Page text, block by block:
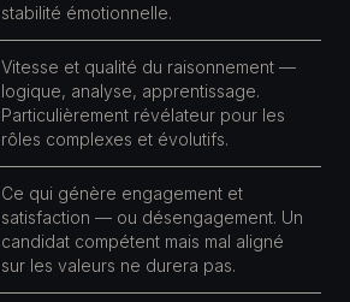
stabilité émotionnelle.
Vitesse et qualité du raisonnement —
logique, analyse, apprentissage.
Particulièrement révélateur pour les
rôles complexes et évolutifs.
Ce qui génère engagement et
satisfaction — ou désengagement. Un
candidat compétent mais mal aligné
sur les valeurs ne durera pas.